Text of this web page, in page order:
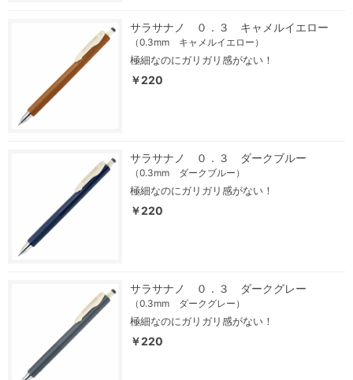
サラサナノ ０．３ キャメルイエロー
（0.3mm キャメルイエロー）
極細なのにガリガリ感がない！
￥220
サラサナノ ０．３ ダークブルー
（0.3mm ダークブルー）
極細なのにガリガリ感がない！
￥220
サラサナノ ０．３ ダークグレー
（0.3mm ダークグレー）
極細なのにガリガリ感がない！
￥220